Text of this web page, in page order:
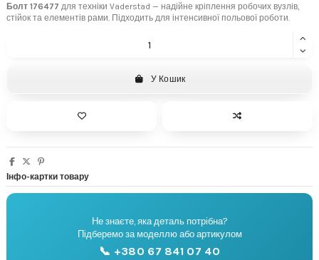
Болт 176477 для техніки Vaderstad — надійне кріплення робочих вузлів,
стійок та елементів рами. Підходить для інтенсивної польової роботи.
У Кошик
Інфо-картки товару
🔧
Підбір запчастин
Не знаєте, яка деталь потрібна?
Підберемо за моделлю або артикулом
📞 +380 67 841 07 40